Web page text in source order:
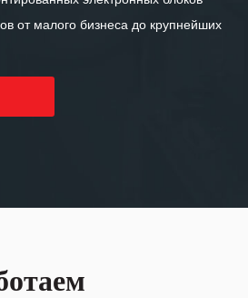
от малого бизнеса до крупнейших